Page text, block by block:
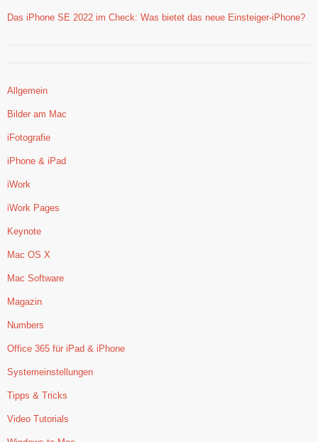
Das iPhone SE 2022 im Check: Was bietet das neue Einsteiger-iPhone?
Allgemein
Bilder am Mac
iFotografie
iPhone & iPad
iWork
iWork Pages
Keynote
Mac OS X
Mac Software
Magazin
Numbers
Office 365 für iPad & iPhone
Systemeinstellungen
Tipps & Tricks
Video Tutorials